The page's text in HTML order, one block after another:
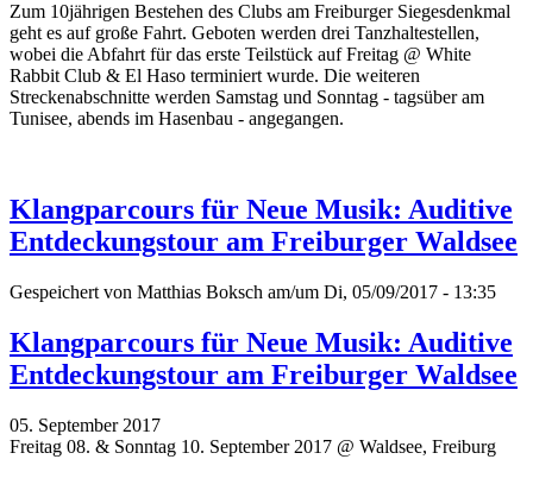
Zum 10jährigen Bestehen des Clubs am Freiburger Siegesdenkmal
geht es auf große Fahrt. Geboten werden drei Tanzhaltestellen,
wobei die Abfahrt für das erste Teilstück auf Freitag @ White
Rabbit Club & El Haso terminiert wurde. Die weiteren
Streckenabschnitte werden Samstag und Sonntag - tagsüber am
Tunisee, abends im Hasenbau - angegangen.
Klangparcours für Neue Musik: Auditive
Entdeckungstour am Freiburger Waldsee
Gespeichert von Matthias Boksch am/um Di, 05/09/2017 - 13:35
Klangparcours für Neue Musik: Auditive
Entdeckungstour am Freiburger Waldsee
05. September 2017
Freitag 08. & Sonntag 10. September 2017 @ Waldsee, Freiburg